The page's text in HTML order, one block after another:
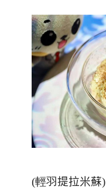
(輕羽提拉米蘇)